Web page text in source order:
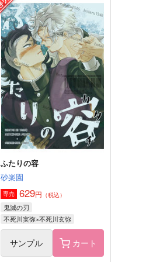
おっぺけぺいっ
1,100円（税込）
不死川実弥×不死川玄弥
サンプル 作品詳細
ふたりの容
砂楽園
専売 629円 （税込）
鬼滅の刃
不死川実弥×不死川玄弥
サンプル カート